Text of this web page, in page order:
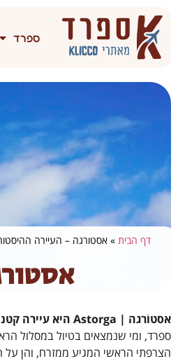
ספרד
דף הבית » אסטורגה – העיירה
אסטוֺרגה | Astorga היא עיירה קטנה עם עבר עשיר, כ-50 קילומטרים מערבית לעיר לאון בצפון מערב ספרד.
ספרד, ומי שנמצאים בטיול במסלול